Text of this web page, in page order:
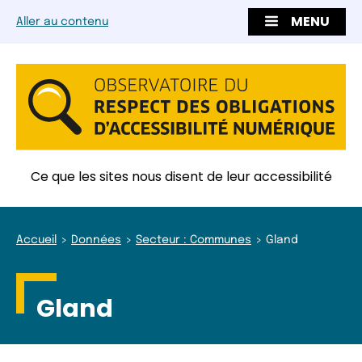
Aller au contenu MENU
Ce que les sites nous disent de leur accessibilité
Accueil Données Secteur : Communes Gland
Gland